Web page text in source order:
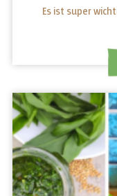
Es ist super